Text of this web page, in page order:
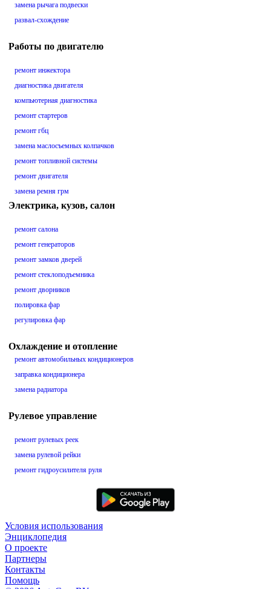
замена рычага подвески
развал-схождение
Работы по двигателю
ремонт инжектора
диагностика двигателя
компьютерная диагностика
ремонт стартеров
ремонт гбц
замена маслосъемных колпачков
ремонт топливной системы
ремонт двигателя
замена ремня грм
Электрика, кузов, салон
ремонт салона
ремонт генераторов
ремонт замков дверей
ремонт стеклоподъемника
ремонт дворников
полировка фар
регулировка фар
Охлаждение и отопление
ремонт автомобильных кондиционеров
заправка кондиционера
замена радиатора
Рулевое управление
ремонт рулевых реек
замена рулевой рейки
ремонт гидроусилителя руля
Условия использования
Энциклопедия
О проекте
Партнеры
Контакты
Помощь